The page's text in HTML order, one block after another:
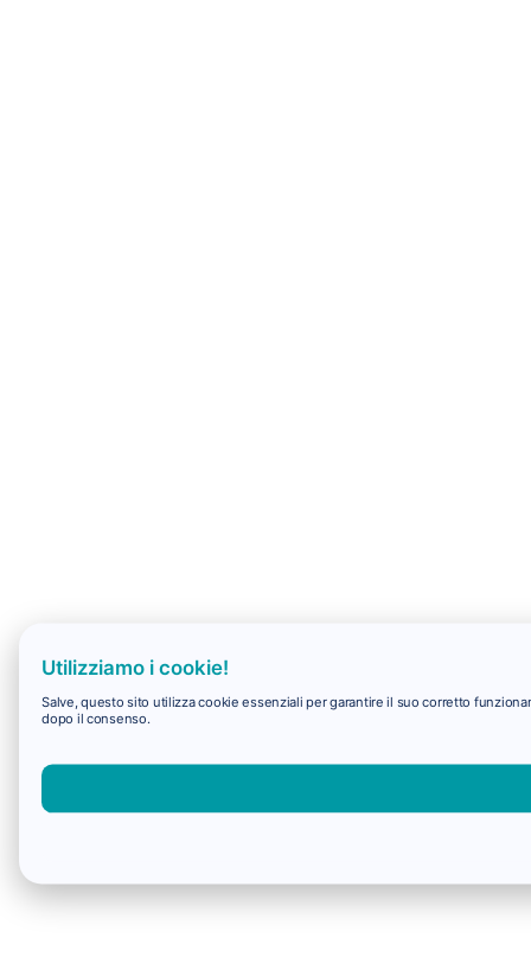
Utilizziamo i cookie!
Salve, questo sito utilizza cookie essenziali per garantire il suo corretto
dopo il consenso.